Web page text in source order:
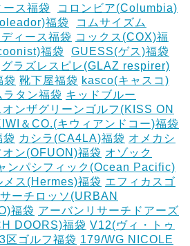
ス福袋
コロンビア(Columbia)
福袋
コムサイズム
ィース福袋 コックス(COX)福
福袋
GUESS(ゲス)福袋
グラズレスピレ(GLAZ respirer)
袋 靴下屋福袋 kasco(キャスコ)
ラタン福袋 キッドブルー
オンザグリーンゴルフ(KISS ON
＆CO.(キウィアンドコー)福袋
袋 カシラ(CA4LA)福袋 ‎オメカシ
オン(OFUON)福袋 オゾック
ンパシフィック(Ocean Pacific)
メス(Hermes)福袋 エフィカスゴ
ーチロッソ(URBAN
福袋 アーバンリサーチドアーズ
DOORS)福袋 V12(ヴィ・トゥ
区ゴルフ福袋 179/WG NICOLE